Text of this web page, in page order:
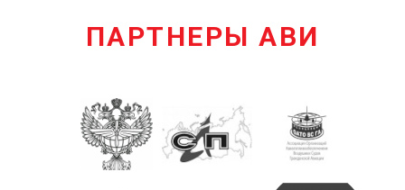
ПАРТНЕРЫ АВИ